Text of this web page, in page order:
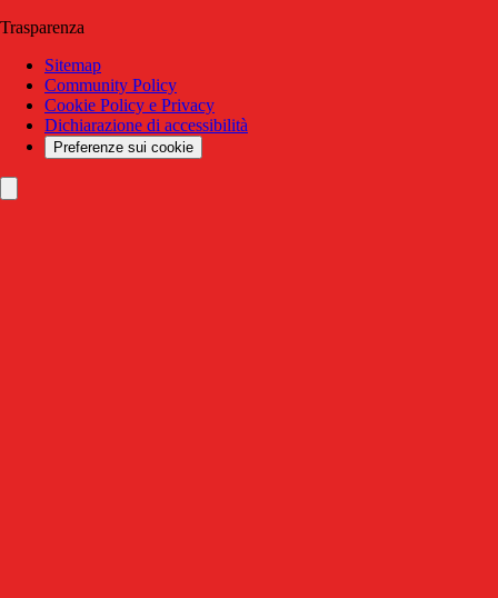
Trasparenza
Sitemap
Community Policy
Cookie Policy e Privacy
Dichiarazione di accessibilità
Preferenze sui cookie